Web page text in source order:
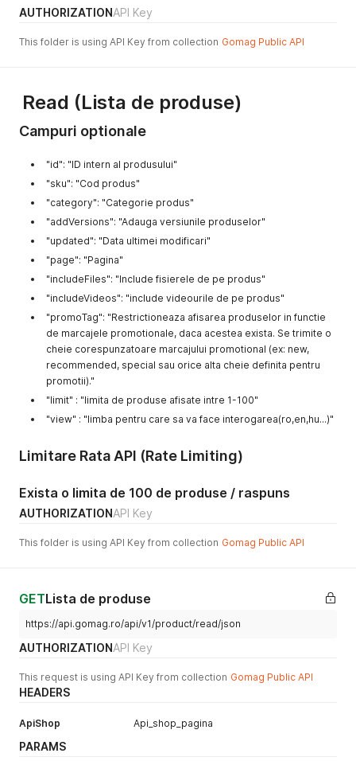
AUTHORIZATIONAPI Key
This folder is using API Key from collection Gomag Public API
Read (Lista de produse)
Campuri optionale
"id": "ID intern al produsului"
"sku": "Cod produs"
"category": "Categorie produs"
"addVersions": "Adauga versiunile produselor"
"updated": "Data ultimei modificari"
"page": "Pagina"
"includeFiles": "Include fisierele de pe produs"
"includeVideos": "include videourile de pe produs"
"promoTag": "Restrictioneaza afisarea produselor in functie
de marcajele promotionale, daca acestea exista. Se trimite o
cheie corespunzatoare marcajului promotional (ex: new,
recommended, special sau orice alta cheie definita pentru
promotii)."
"limit" : "limita de produse afisate intre 1-100"
"view" : "limba pentru care sa va face interogarea(ro,en,hu...)"
Limitare Rata API (Rate Limiting)
Exista o limita de 100 de produse / raspuns
AUTHORIZATIONAPI Key
This folder is using API Key from collection Gomag Public API
GETLista de produse
https://api.gomag.ro/api/v1/product/read/json
AUTHORIZATIONAPI Key
This request is using API Key from collection Gomag Public API
HEADERS
ApiShop Api_shop_pagina
PARAMS